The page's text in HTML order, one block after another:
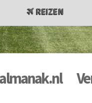
REIZEN